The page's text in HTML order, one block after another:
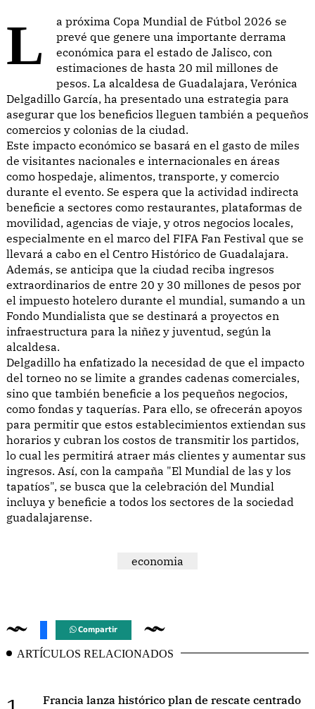
La próxima Copa Mundial de Fútbol 2026 se
prevé que genere una importante derrama
económica para el estado de Jalisco, con
estimaciones de hasta 20 mil millones de
pesos. La alcaldesa de Guadalajara, Verónica
Delgadillo García, ha presentado una estrategia para
asegurar que los beneficios lleguen también a pequeños
comercios y colonias de la ciudad.
Este impacto económico se basará en el gasto de miles
de visitantes nacionales e internacionales en áreas
como hospedaje, alimentos, transporte, y comercio
durante el evento. Se espera que la actividad indirecta
beneficie a sectores como restaurantes, plataformas de
movilidad, agencias de viaje, y otros negocios locales,
especialmente en el marco del FIFA Fan Festival que se
llevará a cabo en el Centro Histórico de Guadalajara.
Además, se anticipa que la ciudad reciba ingresos
extraordinarios de entre 20 y 30 millones de pesos por
el impuesto hotelero durante el mundial, sumando a un
Fondo Mundialista que se destinará a proyectos en
infraestructura para la niñez y juventud, según la
alcaldesa.
Delgadillo ha enfatizado la necesidad de que el impacto
del torneo no se limite a grandes cadenas comerciales,
sino que también beneficie a los pequeños negocios,
como fondas y taquerías. Para ello, se ofrecerán apoyos
para permitir que estos establecimientos extiendan sus
horarios y cubran los costos de transmitir los partidos,
lo cual les permitirá atraer más clientes y aumentar sus
ingresos. Así, con la campaña "El Mundial de las y los
tapatíos", se busca que la celebración del Mundial
incluya y beneficie a todos los sectores de la sociedad
guadalajarense.
economia
Compartir
ARTÍCULOS RELACIONADOS
Francia lanza histórico plan de rescate centrado